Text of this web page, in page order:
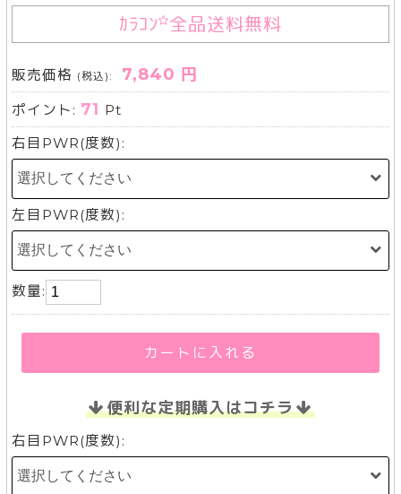
ｶﾗｺﾝ 全品送料無料
販売価格 (税込): 7,840 円
ポイント: 71 Pt
右目PWR(度数):
左目PWR(度数):
数量:
カートに入れる
便利な定期購入はコチラ
右目PWR(度数):